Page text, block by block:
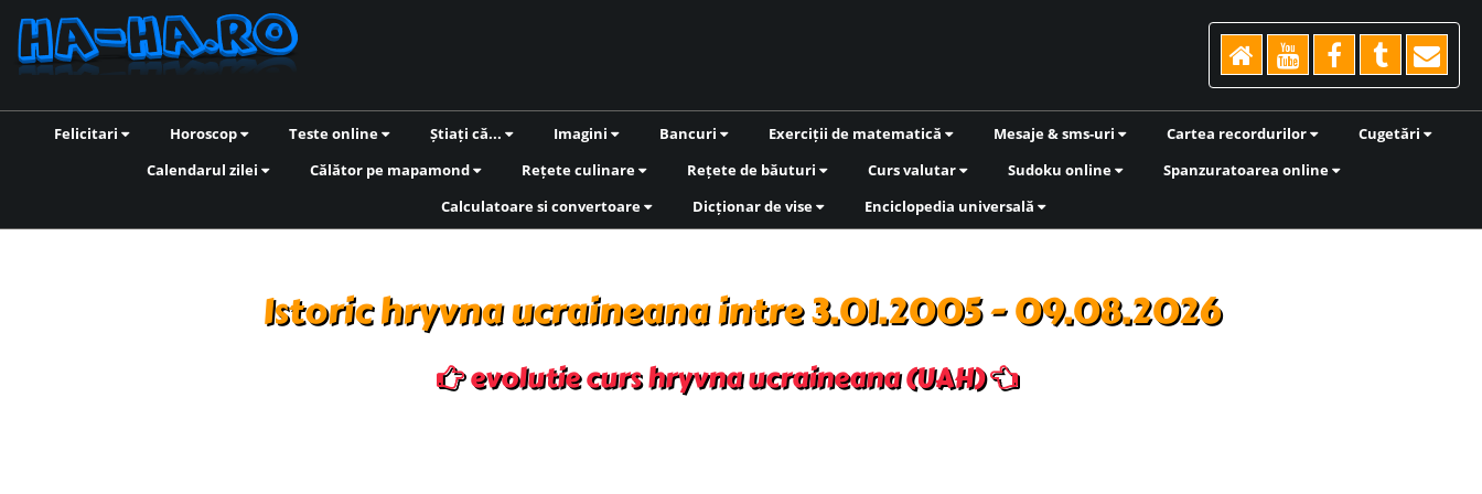
Felicitari Horoscop Teste online Știați că... Imagini Bancuri Exerciții de matematică Mesaje & sms-uri Cartea recordurilor
Cugetări
Calendarul zilei
Călător pe mapamond Rețete culinare Rețete de băuturi Curs valutar Sudoku online
Spanzuratoarea online
Calculatoare si convertoare
Dicționar de vise Enciclopedia universală
Istoric hryvna ucraineana intre 3.01.2005 - 09.08.2026
evolutie curs hryvna ucraineana (UAH)